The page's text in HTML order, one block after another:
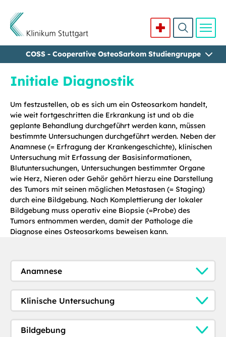
Direkt zum Inhalt
COSS - Cooperative OsteoSarkom Studiengruppe
Initiale Diagnostik
Um festzustellen, ob es sich um ein Osteosarkom handelt,
wie weit fortgeschritten die Erkrankung ist und ob die
geplante Behandlung durchgeführt werden kann, müssen
bestimmte Untersuchungen durchgeführt werden. Neben der
Anamnese (= Erfragung der Krankengeschichte), klinischen
Untersuchung mit Erfassung der Basisinformationen,
Blutuntersuchungen, Untersuchungen bestimmter Organe
wie Herz, Nieren oder Gehör gehört hierzu eine Darstellung
des Tumors mit seinen möglichen Metastasen (= Staging)
durch eine Bildgebung. Nach Komplettierung der lokaler
Bildgebung muss operativ eine Biopsie (=Probe) des
Tumors entnommen werden, damit der Pathologe die
Diagnose eines Osteosarkoms beweisen kann.
Anamnese
Klinische Untersuchung
Bildgebung